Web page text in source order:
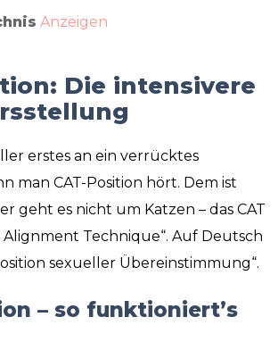
Anzeigen
Die intensivere
erstes an ein verrücktes
man CAT-Position hört. Dem ist
geht es nicht um Katzen – das CAT
Technique“. Auf Deutsch
sexueller Übereinstimmung“.
– so funktioniert’s